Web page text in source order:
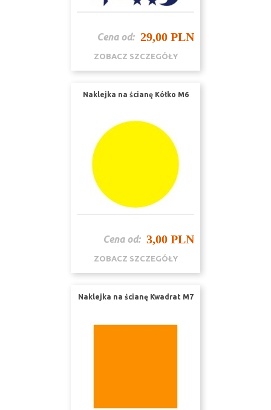
Cena od: 29,00 PLN
ZOBACZ SZCZEGÓŁY
Naklejka na ścianę Kółko M6
Cena od: 3,00 PLN
ZOBACZ SZCZEGÓŁY
Naklejka na ścianę Kwadrat M7